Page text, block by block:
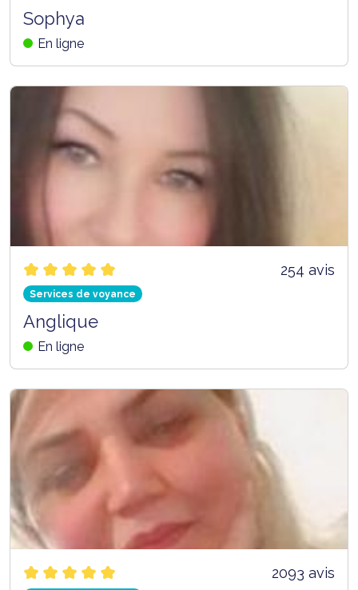
Sophya
En ligne
254 avis
Services de voyance
Anglique
En ligne
2093 avis